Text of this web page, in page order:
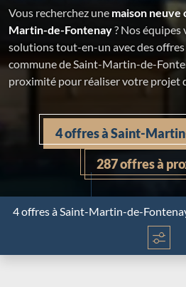
Vous recherchez une maison neuve
Martin-de-Fontenay? Nos
solutions tout-en-un avec des
commune de Saint-Martin-de-
proximité pour réaliser votre projet
4 offres à Saint-
287 offres à
4 offresà Saint-Martin-de-